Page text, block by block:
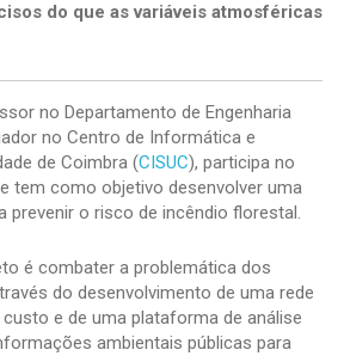
do que as variáveis atmosféricas
no Departamento de Engenharia
no Centro de Informática e
de Coimbra (CISUC), participa no
tem como objetivo desenvolver uma
prevenir o risco de incêndio florestal.
é combater a problemática dos
do desenvolvimento de uma rede
e de uma plataforma de análise
ambientais públicas para